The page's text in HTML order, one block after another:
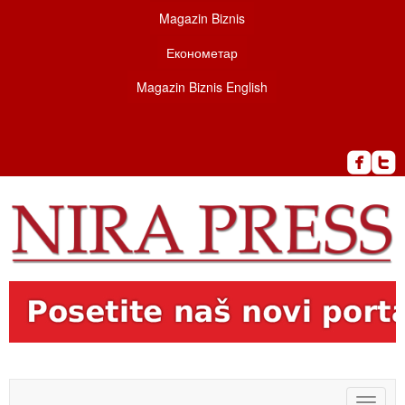
Magazin Biznis
Економетар
Magazin Biznis English